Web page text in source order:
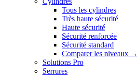
Tous les cylindres
Très haute sécurité
Haute sécurité
Sécurité renforcée
Sécurité standard
Comparer les niveaux →
Solutions Pro
Serrures